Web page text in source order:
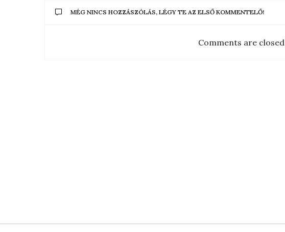
MÉG NINCS HOZZÁSZÓLÁS, LÉGY TE AZ ELSŐ KOMMENTELŐ!
Comments are closed